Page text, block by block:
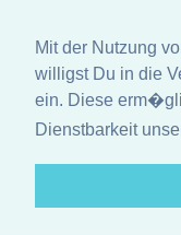
Mit der Nutzung
willigst Du in die
ein. Diese
Dienstbarkeit